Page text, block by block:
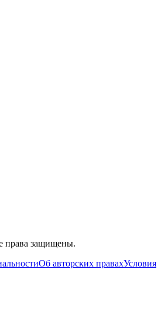
права защищены.
Об авторских правахУсловия